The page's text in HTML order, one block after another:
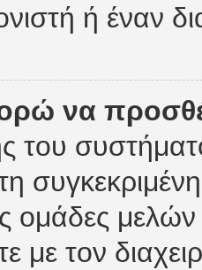
ή έναν
να
του
ομάδες
με τον